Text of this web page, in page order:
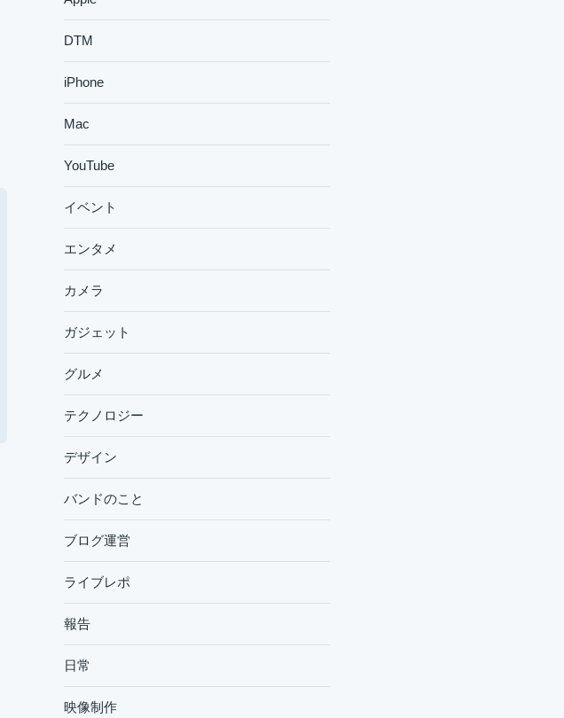
DTM
iPhone
Mac
YouTube
イベント
エンタメ
カメラ
ガジェット
グルメ
テクノロジー
デザイン
バンドのこと
ブログ運営
ライブレポ
報告
日常
映像制作